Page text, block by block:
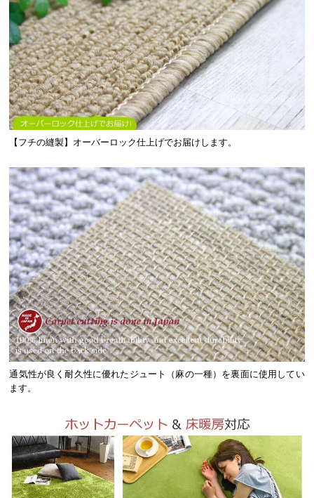
【フチの縫製】オーバーロック仕上げでお届けします。
通気性が良く耐久性に優れたジュート（麻の一種）を裏面に使用してい
ます。